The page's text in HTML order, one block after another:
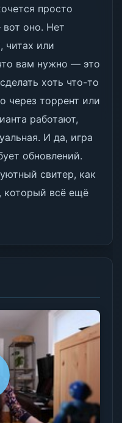
просто
оно. Нет
читах или
вам нужно — это
хоть что-то
через торрент или
работают,
И да, игра
обновлений.
свитер, как
который всё ещё